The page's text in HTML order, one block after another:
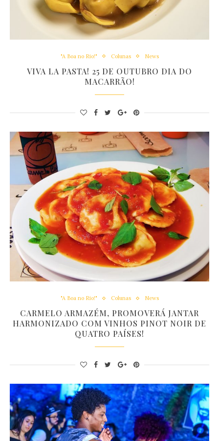
"A Boa no Rio!" Colunas News
VIVA LA PASTA! 25 DE OUTUBRO DIA DO
MACARRÃO!
"A Boa no Rio!" Colunas News
CARMELO ARMAZÉM, PROMOVERÁ JANTAR
HARMONIZADO COM VINHOS PINOT NOIR DE
QUATRO PAÍSES!